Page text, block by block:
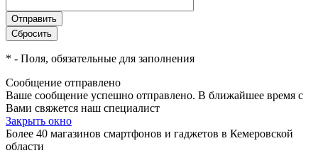
* - Поля, обязательные для заполнения
Сообщение отправлено
Ваше сообщение успешно отправлено. В ближайшее время с
Вами свяжется наш специалист
Закрыть окно
Более 40 магазинов смартфонов и гаджетов в Кемеровской
области